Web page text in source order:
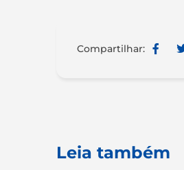
Compartilhar:
Leia também